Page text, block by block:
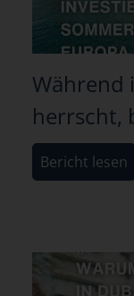
Während
herrscht,
Bericht lesen